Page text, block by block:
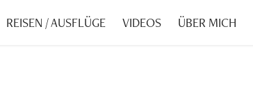
REISEN / AUSFLÜGE VIDEOS ÜBER MICH